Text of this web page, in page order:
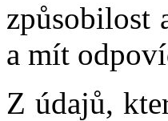
způsobilost
a mít
Z údajů,